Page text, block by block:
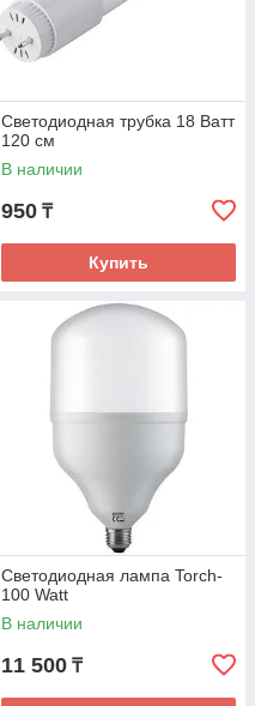
Светодиодная трубка 18 Ватт
120 см
В наличии
950 ₸
Купить
Светодиодная лампа Torch-
100 Watt
В наличии
11 500 ₸